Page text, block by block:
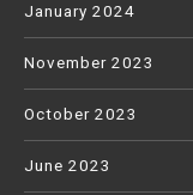
January 2024
November 2023
October 2023
June 2023